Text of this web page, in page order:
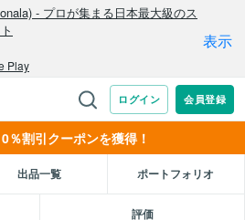
％割引クーポンを獲得！
出品一覧 ポートフォリオ
評価